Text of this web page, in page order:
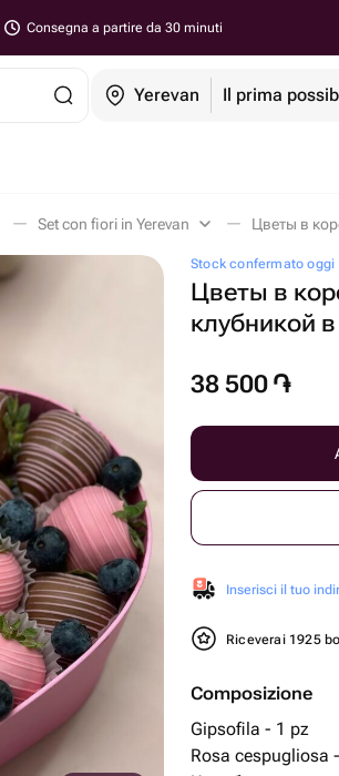
Consegna a partire da 30 minuti
Yerevan Il prima
Set con fiori in Yerevan Цветы в
Stock confermato oggi
Цветы в
клубникой
38 500 ֏
Inserisci il tuo
Riceverai 1925
Composizione
Gipsofila - 1 pz
Rosa cespugliosa